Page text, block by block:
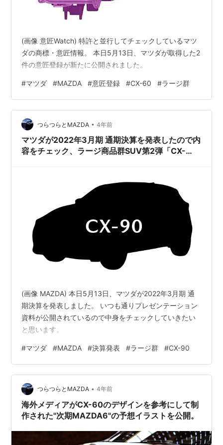
(画像 意匠Watch) 特許と並行してチェックしているマツ
ダの商標・意匠情報。 本日5月13日、マツダが取得した2
件の意匠登録が新たに公開されました。
#マツダ #MAZDA #意匠登録 #CX-60 #ラージ群
つらつらとMAZDA • 4年前
マツダが2022年3月期 通期決算を発表したので内
容をチェック、ラージ商品群SUV第2弾「CX-
(画像 MAZDA) 本日5月13日、マツダが2022年3月期 通
期決算を発表しました。 いつも通りプレゼンテーション
資料が公開されているので中身をチェックしていきたい
と思います。
#マツダ #MAZDA #決算発表 #ラージ群 #CX-90
つらつらとMAZDA • 4年前
海外メディアがCX-60のデザインを参考にして制
作された"次期MAZDA6"の予想イラストを公開。